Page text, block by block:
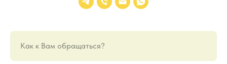
Как к Вам обращаться?